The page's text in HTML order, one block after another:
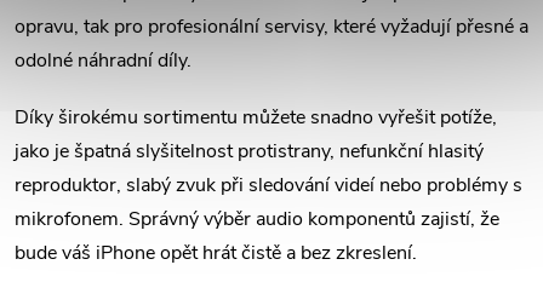
p
v
k
y
opravu, tak pro profesionální servisy, které vyžadují přesné a
odolné náhradní díly.
Díky širokému sortimentu můžete snadno vyřešit potíže,
jako je špatná slyšitelnost protistrany, nefunkční hlasitý
reproduktor, slabý zvuk při sledování videí nebo problémy s
mikrofonem. Správný výběr audio komponentů zajistí, že
bude váš iPhone opět hrát čistě a bez zkreslení.